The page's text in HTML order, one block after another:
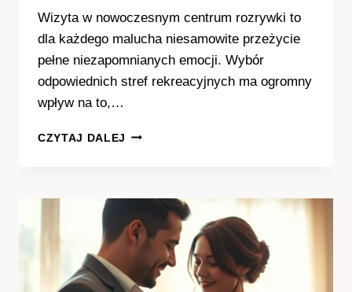
Wizyta w nowoczesnym centrum rozrywki to
dla każdego malucha niesamowite przeżycie
pełne niezapomnianych emocji. Wybór
odpowiednich stref rekreacyjnych ma ogromny
wpływ na to,…
CZYTAJ DALEJ WYBIERAMY
ZABAW
CO
PRZYNIESIE
TWOJEMU
DZIECKU